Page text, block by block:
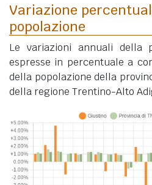
Variazione
popolazione
Le variazioni annuali della
espresse in percentuale a
della popolazione della
della regione Trentino-Alto